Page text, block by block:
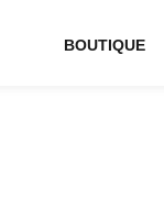
BOUTIQUE